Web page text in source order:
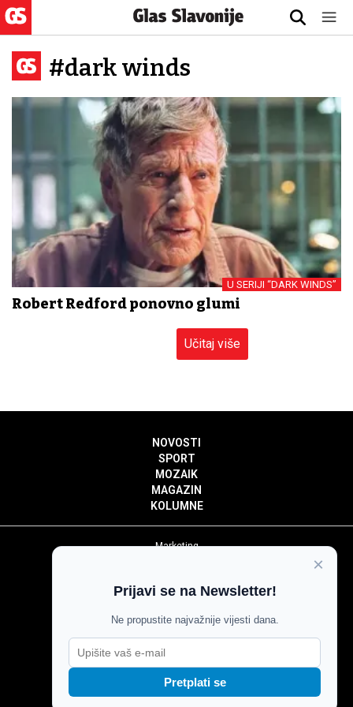
#dark winds
U SERIJI “DARK WINDS”
Robert Redford ponovno glumi
Učitaj više
NOVOSTI
SPORT
MOZAIK
MAGAZIN
KOLUMNE
Marketing
Impressum
Pravila komentiranja
Agroglas
×
Prijavi se na Newsletter!
Ne propustite najvažnije vijesti dana.
Pretplati se